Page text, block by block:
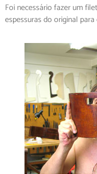
Foi necessário fazer um
espessuras do original